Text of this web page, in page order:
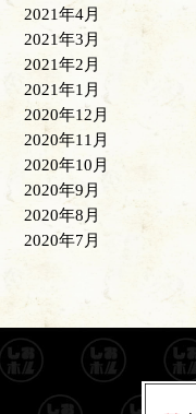
2021年4月
2021年3月
2021年2月
2021年1月
2020年12月
2020年11月
2020年10月
2020年9月
2020年8月
2020年7月